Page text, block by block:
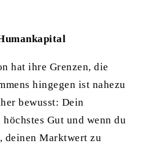
hat ihre Grenzen, die
hingegen ist nahezu
bewusst: Dein
Gut und wenn du
deinen Marktwert zu